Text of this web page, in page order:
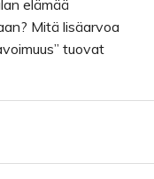
elämää
Mitä lisäarvoa
tuovat